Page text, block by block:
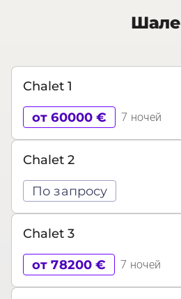
Шале
Chalet 1
от 60000 € 7 ночей
Chalet 2
По запросу
Chalet 3
от 78200 € 7 ночей